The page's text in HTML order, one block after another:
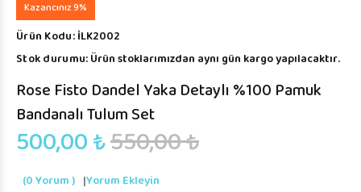
Kazancınız 9%
Ürün Kodu:İLK2002
Stok durumu:Ürün stoklarımızdan aynı gün kargo yapılacaktır.
Rose Fisto Dandel Yaka Detaylı %100 Pamuk
Bandanalı Tulum Set
500,00 ₺550,00 ₺
(0 Yorum ) |Yorum Ekleyin